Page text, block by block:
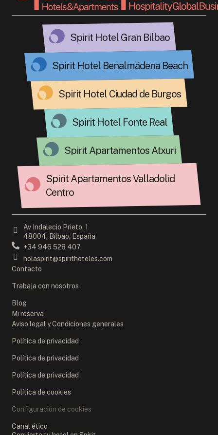
Spirit Hotel Gran Bilbao
Spirit Hotel Benalmádena Beach
Spirit Hotel Ciudad de Burgos
Spirit Hotel Fonte Real
Spirit Apartamentos Atxuri
Spirit Apartamentos Valladolid
Centro
Av Indalecio Prieto, 1
48004, Bilbao, España
+34 946 528 407
holaspirit@spirithoteles.com
Contacto
Trabaja con nosotros
Blog
Mi reserva
Aviso legal y Condiciones generales
Política de privacidad
Política de privacidad
Política de privacidad
Política de cookies
Configuración de cookies
Canal ético